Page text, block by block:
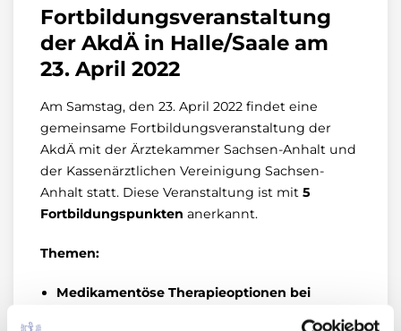
Fortbildungsveranstaltung
der AkdÄ in Halle/Saale am
23. April 2022
Am Samstag, den 23. April 2022 findet eine
gemeinsame Fortbildungsveranstaltung der
AkdÄ mit der Ärztekammer Sachsen-Anhalt und
der Kassenärztlichen Vereinigung Sachsen-
Anhalt statt. Diese Veranstaltung ist mit 5
Fortbildungspunkten anerkannt.
Themen:
Medikamentöse Therapieoptionen bei